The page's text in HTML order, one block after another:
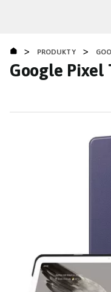
obsahu
> PRODUKTY >
Google Pixel